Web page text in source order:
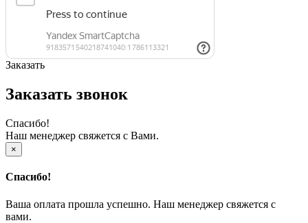
Заказать
Заказать звонок
Спасибо!
Наш менеджер свяжется с Вами.
×
Спасибо!
Ваша оплата прошла успешно. Наш менеджер свяжется с
вами.